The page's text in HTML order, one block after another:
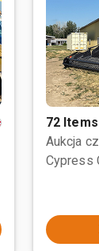
72 Items
Aukcja
Cypress